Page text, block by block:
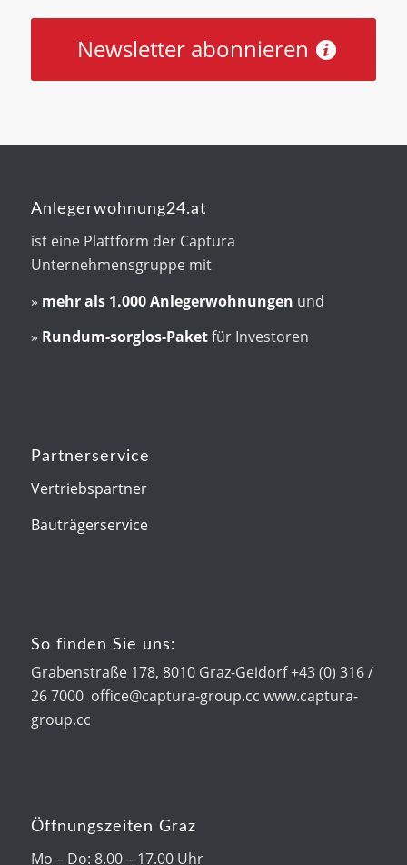
Newsletter abonnieren
Anlegerwohnung24.at
ist eine Plattform der Captura
Unternehmensgruppe mit
» mehr als 1.000 Anlegerwohnungen und
» Rundum-sorglos-Paketfür Investoren
Partnerservice
Vertriebspartner
Bauträgerservice
So finden Sie uns:
Grabenstraße 178, 8010 Graz-Geidorf +43 (0) 316 /
26 7000 office@captura-group.cc www.captura-
group.cc
Öffnungszeiten Graz
Mo – Do: 8.00 – 17.00 Uhr